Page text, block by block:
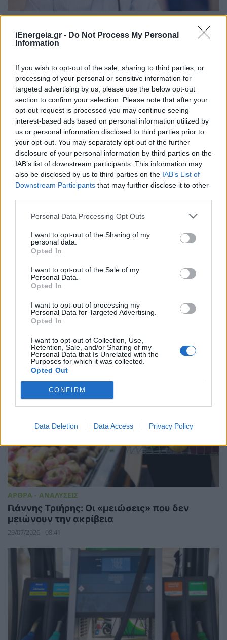
iEnergeia.gr - Do Not Process My Personal
Information
If you wish to opt-out of the sale, sharing to third parties, or
processing of your personal or sensitive information for
targeted advertising by us, please use the below opt-out
section to confirm your selection. Please note that after your
opt-out request is processed you may continue seeing
interest-based ads based on personal information utilized by
us or personal information disclosed to third parties prior to
your opt-out. You may separately opt-out of the further
disclosure of your personal information by third parties on the
IAB’s list of downstream participants. This information may
also be disclosed by us to third parties on the IAB’s List of
Downstream Participants that may further disclose it to other
Personal Data Processing Opt Outs
I want to opt-out of the Sharing of my
personal data.
Opted In
I want to opt-out of the Sale of my
Personal Data.
Opted In
I want to opt-out of processing my
Personal Data for Targeted Advertising.
Opted In
I want to opt-out of Collection, Use,
Retention, Sale, and/or Sharing of my
Personal Data that Is Unrelated with the
Purposes for which it was collected.
Opted Out
CONFIRM
Data Deletion Data Access Privacy Policy
ΑΡΘΡΑ - ΑΝΑΛΥΣΕΙΣ
Γιάννης Τριήρης: Όταν η κυβέρνηση παραδίδει
τη στέγαση των γιατρών στην Airbnb
ΠΟΛΙΤΙΚΗ
Φρ. Παρασύρης: Συγκεντρωτισμός,
μέτρων και σταθμών στο νομοσχέδιο για
νερό, γη και ενέργεια
ΑΡΘΡΑ - ΑΝΑΛΥΣΕΙΣ
Γιάννης Τριήρης: Οι «μειώσεις» που δεν
μειώνουν την ακρίβεια
29/07/2026 - 08:41